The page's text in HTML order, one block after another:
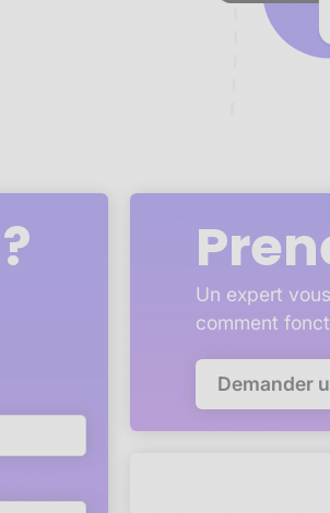
Un expert
comment
Demander